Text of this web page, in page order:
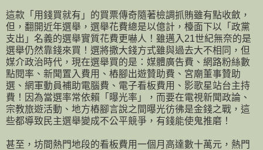
這款「用錢買就有」的買票傳奇隨著檢調抓賄雖有點收斂，
但，翻開近年選舉，選舉花費總是以億計，檯面下以「政黨
支出」名義的選舉實質花費更嚇人！雖邁入21世紀無奈的是
選舉仍然靠錢來買！選將撒大錢方式雖與過去大不相同，但
媒介政治時代，現在選舉買的是：媒體廣告費、網路粉絲數
點閱率、新聞置入費用、樁腳出遊贊助費、宮廟董事贊助
選、網軍動員補助電腦費、電子看板費用、影歌星站台主持
費！因為當選率常依賴「曝光率」，而要在電視新聞政論、
宗教旅遊活動、地方樁腳言說之間曝光彷彿是金錢之戰，這
些都導致民主選舉變成不公平競爭，有錢能使鬼推磨！
甚至，坊間熱門地段的看板費用一個月高達數十萬元，熱門